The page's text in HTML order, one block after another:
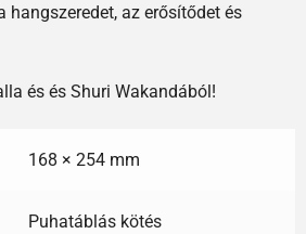
hangszeredet, az erősítődet és
és és Shuri Wakandából!
168 × 254 mm
Puhatáblás kötés